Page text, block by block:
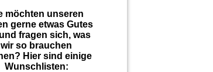
möchten unseren
gerne etwas Gutes
fragen sich, was
wir so brauchen
Hier sind einige
Wunschlisten: